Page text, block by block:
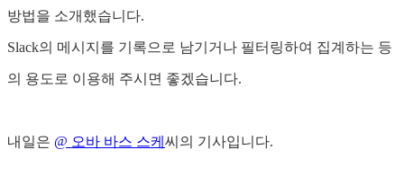
방법을 소개했습니다.
Slack의 메시지를 기록으로 남기거나 필터링하여 집계하는 등
의 용도로 이용해 주시면 좋겠습니다.
내일은 @ 오바 바스 스케 씨의 기사입니다.